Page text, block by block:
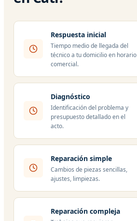
Respuesta inicial
Tiempo medio de llegada del
técnico a tu domicilio en horario
comercial.
Diagnóstico
Identificación del problema y
presupuesto detallado en el
acto.
Reparación simple
Cambios de piezas sencillas,
ajustes, limpiezas.
Reparación compleja